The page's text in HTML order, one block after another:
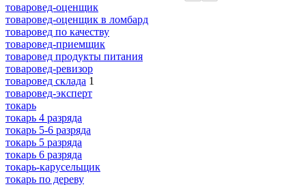
товаровед-оценщик
товаровед-оценщик в ломбард
товаровед по качеству
товаровед-приемщик
товаровед продукты питания
товаровед-ревизор
товаровед склада 1
товаровед-эксперт
токарь
токарь 4 разряда
токарь 5-6 разряда
токарь 5 разряда
токарь 6 разряда
токарь-карусельщик
токарь по дереву